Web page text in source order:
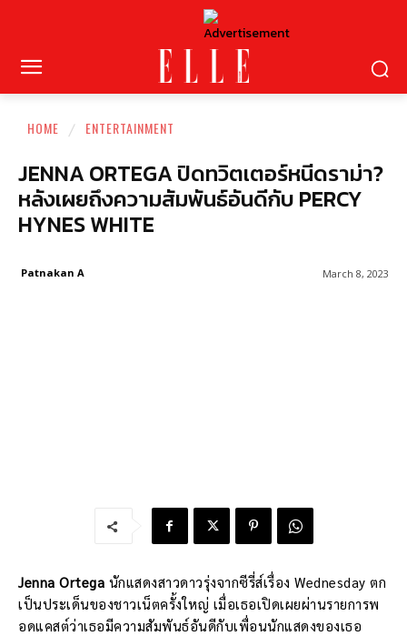
HOME ENTERTAINMENT
JENNA ORTEGA ปิดทวิตเตอร์หนีดราม่า?
หลังเผยถึงความสัมพันธ์อันดีกับ PERCY
HYNES WHITE
March 8, 2023
Patnakan A
Jenna Ortega นักแสดงสาวดาวรุ่งจากซีรี่ส์เรื่อง Wednesday ตก
เป็นประเด็นของชาวเน็ตครั้งใหญ่ เมื่อเธอเปิดเผยผ่านรายการพ
อดแคสต์ว่าเธอมีความสัมพันธ์อันดีกับเพื่อนนักแสดงของเธอ